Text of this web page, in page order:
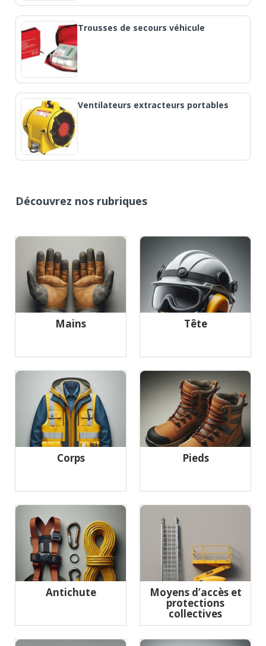
Trousses de secours véhicule
Ventilateurs extracteurs portables
Découvrez nos rubriques
Mains Tête
Corps Pieds
Antichute Moyens d’accès et
protections
collectives